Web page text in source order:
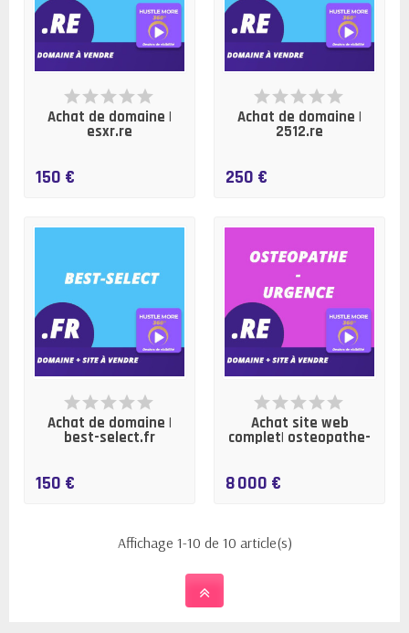
EN STOCK
Achat de domaine |
esxr.re
150 €
EN STOCK
Achat de domaine |
2512.re
250 €
EN STOCK
Achat de domaine |
best-select.fr
150 €
EN STOCK
Achat site web
complet| osteopathe-
8 000 €
Affichage 1-10 de 10 article(s)